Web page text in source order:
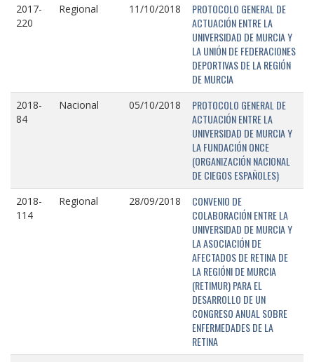
2017-
220
Regional 11/10/2018
PROTOCOLO GENERAL DE
ACTUACIÓN ENTRE LA
UNIVERSIDAD DE MURCIA Y
LA UNIÓN DE FEDERACIONES
DEPORTIVAS DE LA REGIÓN
DE MURCIA
2018-
84
Nacional 05/10/2018
PROTOCOLO GENERAL DE
ACTUACIÓN ENTRE LA
UNIVERSIDAD DE MURCIA Y
LA FUNDACIÓN ONCE
(ORGANIZACIÓN NACIONAL
DE CIEGOS ESPAÑOLES)
2018-
114
Regional 28/09/2018
CONVENIO DE
COLABORACIÓN ENTRE LA
UNIVERSIDAD DE MURCIA Y
LA ASOCIACIÓN DE
AFECTADOS DE RETINA DE
LA REGIÓNI DE MURCIA
(RETIMUR) PARA EL
DESARROLLO DE UN
CONGRESO ANUAL SOBRE
ENFERMEDADES DE LA
RETINA